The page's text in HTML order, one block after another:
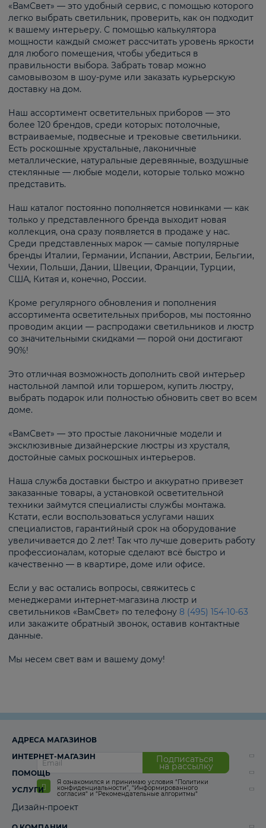
«ВамСвет» — это удобный сервис, с помощью которого
легко выбрать светильник, проверить, как он подходит
к вашему интерьеру. С помощью калькулятора
мощности каждый сможет рассчитать уровень яркости
для любого помещения, чтобы убедиться в
правильности выбора. Забрать товар можно
самовывозом в шоу-руме или заказать курьерскую
доставку на дом.
Наш ассортимент осветительных приборов — это
более 120 брендов, среди которых: потолочные,
встраиваемые, подвесные и трековые светильники.
Есть роскошные хрустальные, лаконичные
металлические, натуральные деревянные, воздушные
стеклянные — любые модели, которые только можно
представить.
Наш каталог постоянно пополняется новинками — как
только у представленного бренда выходит новая
коллекция, она сразу появляется в продаже у нас.
Среди представленных марок — самые популярные
бренды Италии, Германии, Испании, Австрии, Бельгии,
Чехии, Польши, Дании, Швеции, Франции, Турции,
США, Китая и, конечно, России.
Кроме регулярного обновления и пополнения
ассортимента осветительных приборов, мы постоянно
проводим акции — распродажи светильников и люстр
со значительными скидками — порой они достигают
90%!
Это отличная возможность дополнить свой интерьер
настольной лампой или торшером, купить люстру,
выбрать подарок или полностью обновить свет во всем
доме.
«ВамСвет» — это простые лаконичные модели и
эксклюзивные дизайнерские люстры из хрусталя,
достойные самых роскошных интерьеров.
Наша служба доставки быстро и аккуратно привезет
заказанные товары, а установкой осветительной
техники займутся специалисты службы монтажа.
Кстати, если воспользоваться услугами наших
специалистов, гарантийный срок на оборудование
увеличивается до 2 лет! Так что лучше доверить работу
профессионалам, которые сделают всё быстро и
качественно — в квартире, доме или офисе.
Если у вас остались вопросы, свяжитесь с
менеджерами интернет-магазина люстр и
светильников «ВамСвет» по телефону 8 (495) 154-10-63
или закажите обратный звонок, оставив контактные
данные.
Мы несем свет вам и вашему дому!
Подписаться
на рассылку
Я ознакомился и принимаю условия “Политики
конфиденциальности”, “Информированного
согласия“ и “Рекомендательные алгоритмы“
АДРЕСА МАГАЗИНОВ
ИНТЕРНЕТ-МАГАЗИН
ПОМОЩЬ
УСЛУГИ
Дизайн-проект